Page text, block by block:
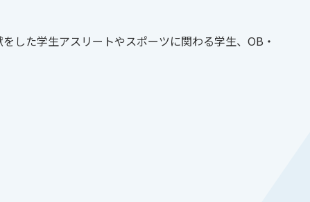
した学生アスリートやスポーツに関わる学生、OB・